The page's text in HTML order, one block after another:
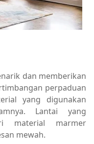
dan memberikan
perpaduan
yang digunakan
Lantai yang
material marmer
mewah.